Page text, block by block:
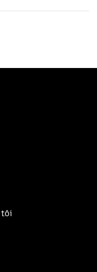
tôi